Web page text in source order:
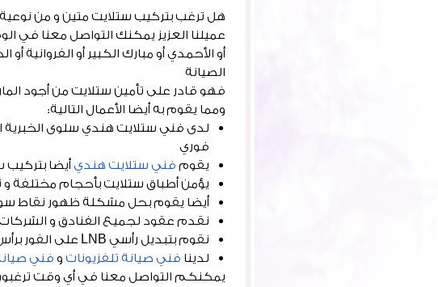
هل ترغب بتركيب ستلايت متين و من
عميلنا العزيز يمكنك التواصل معنا
أو الأحمدي أو مبارك الكبير أو
الصيانة
فهو قادر على تأمين ستلايت من أجود
ومما يقوم به أيضا الأعمال التالية:
لدى فني ستلايت هندي سلوى
فوري
يقومفني ستلايت هنديأيضا بتركيب
يؤمن أطباق ستلايت بأحجام مختلفة و
أيضا يقوم بحل مشكلة ظهور نقاط
نقدم عقود لجميع الفنادق و الشركات و
نقوم بتبديل رأسي LNB على الفور برأس جديد أصلي و متين.
لدينا فني صيانة تلفزيوناتوفني
يمكنكم التواصل معنا في أي وقت